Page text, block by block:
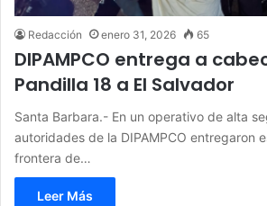
Redacción enero 31, 2026 65
DIPAMPCO entrega a
Pandilla 18 a El Salvador
Santa Barbara.- En un operativo de alta
autoridades de la DIPAMPCO entregaron
frontera de…
Leer Más